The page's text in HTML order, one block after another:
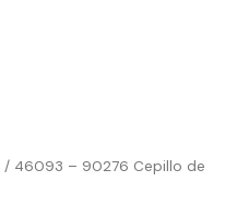
/ 46093 – 90276 Cepillo de